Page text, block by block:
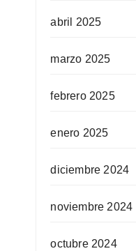
abril 2025
marzo 2025
febrero 2025
enero 2025
diciembre 2024
noviembre 2024
octubre 2024